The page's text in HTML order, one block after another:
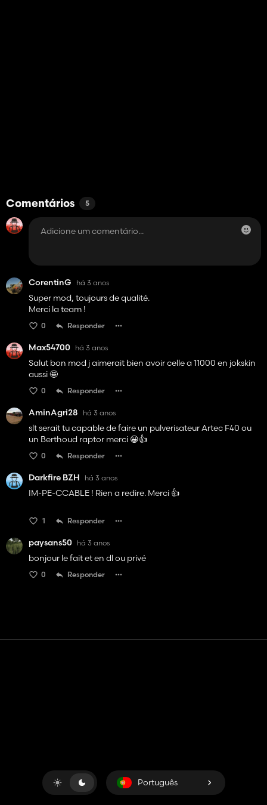
Comentários 5
CorentinG há 3 anos
Super mod, toujours de qualité.
Merci la team !
0 Responder
Max54700 há 3 anos
Salut bon mod j aimerait bien avoir celle a 11000 en jokskin
aussi 🤩
0 Responder
AminAgri28 há 3 anos
slt serait tu capable de faire un pulverisateur Artec F40 ou
un Berthoud raptor merci 😀👍️
0 Responder
Darkfire BZH há 3 anos
IM-PE-CCABLE ! Rien a redire. Merci 👍️
1 Responder
paysans50 há 3 anos
bonjour le fait et en dl ou privé
0 Responder
Português